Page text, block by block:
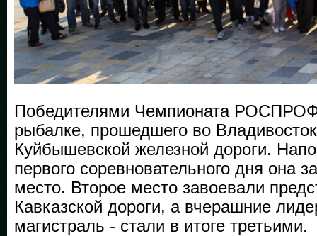
Победителями Чемпионата
рыбалке, прошедшего во
Куйбышевской железной дороги.
первого соревновательного дня она
место. Второе место завоевали
Кавказской дороги, а вчерашние
магистраль - стали в итоге третьими.